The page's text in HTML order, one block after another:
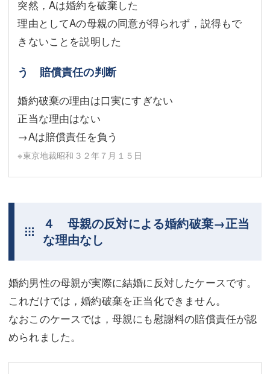
突然，Aは婚約を破棄した
理由としてAの母親の同意が得られず，説得もで
きないことを説明した
う 賠償責任の判断
婚約破棄の理由は口実にすぎない
正当な理由はない
→Aは賠償責任を負う
※東京地裁昭和３２年７月１５日
４ 母親の反対による婚約破棄→正当
な理由なし
婚約男性の母親が実際に結婚に反対したケースです。
これだけでは，婚約破棄を正当化できません。
なおこのケースでは，母親にも慰謝料の賠償責任が認
められました。